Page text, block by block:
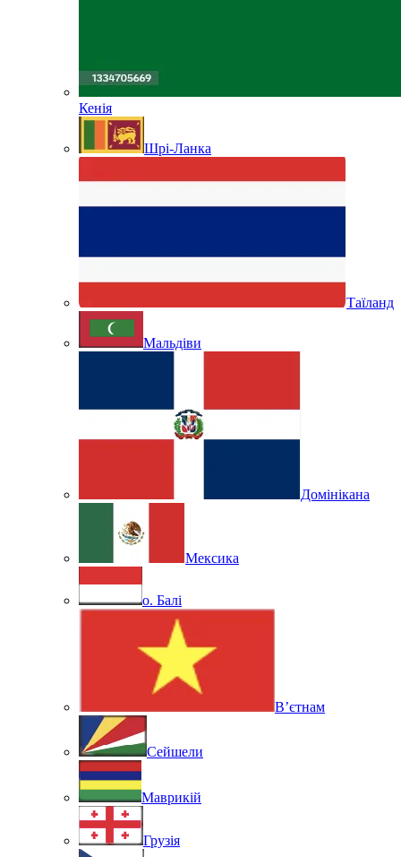
Кенія
Шрі-Ланка
Таїланд
Мальдіви
Домінікана
Мексика
о. Балі
В’єтнам
Сейшели
Маврикій
Грузія